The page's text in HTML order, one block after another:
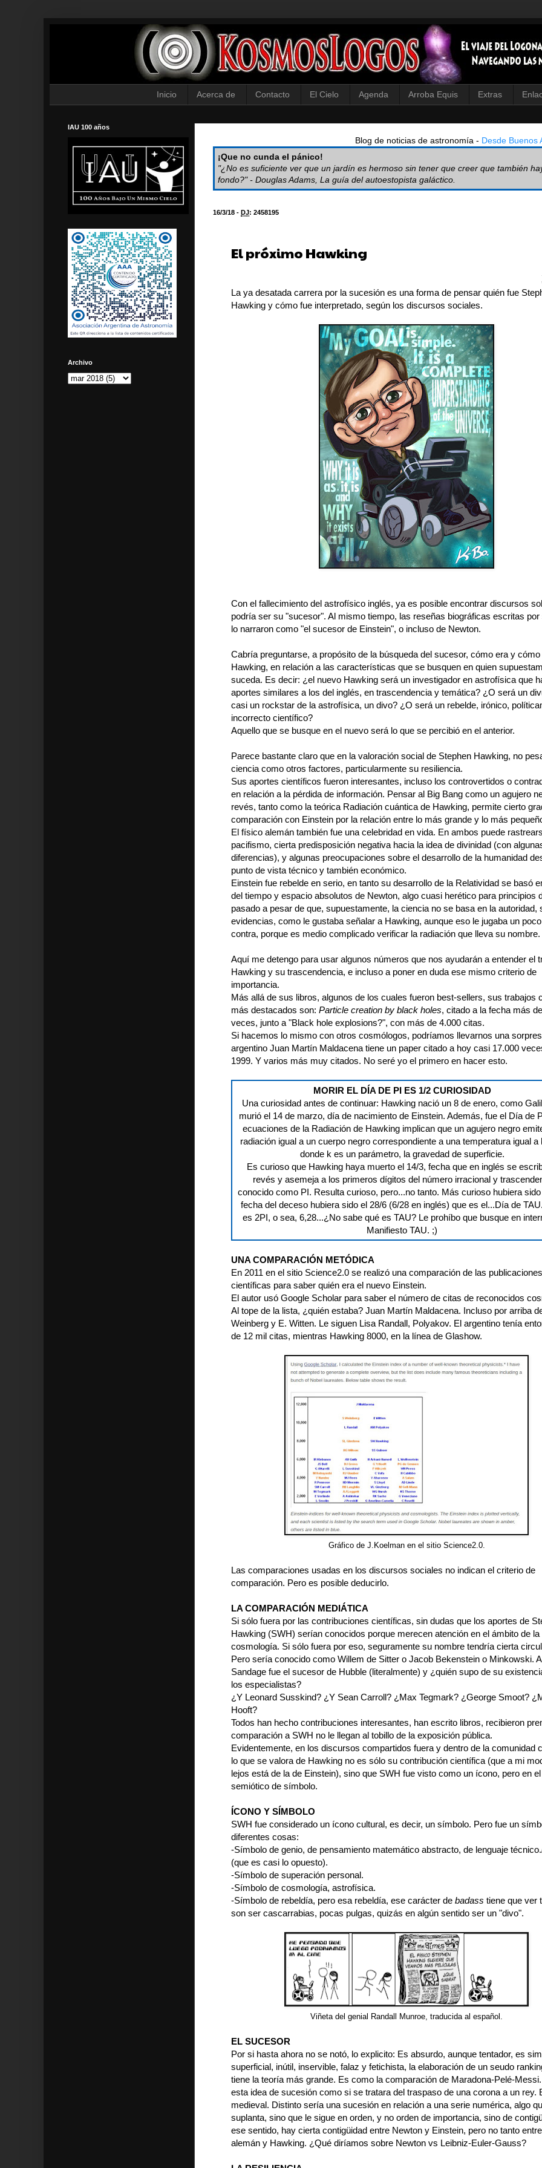
Inicio Acerca de Contacto El Cielo Agenda Arroba Equis Extras
Blog de noticias de astronomía - Desde Buenos
¡Que no cunda el pánico!
"¿No es suficiente ver que un jardín es hermoso sin tener que creer que también
fondo?" - Douglas Adams, La guía del autoestopista galáctico.
16/3/18 - DJ: 2458195
El próximo Hawking
La ya desatada carrera por la sucesión es una forma de pensar quién fue
Hawking y cómo fue interpretado, según los discursos sociales.
Con el fallecimiento del astrofísico inglés, ya es posible encontrar discursos
podría ser su "sucesor". Al mismo tiempo, las reseñas biográficas escritas
lo narraron como "el sucesor de Einstein", o incluso de Newton.
Cabría preguntarse, a propósito de la búsqueda del sucesor, cómo era y
Hawking, en relación a las características que se busquen en quien
suceda. Es decir: ¿el nuevo Hawking será un investigador en astrofísica que
aportes similares a los del inglés, en trascendencia y temática? ¿O será un
casi un rockstar de la astrofísica, un divo? ¿O será un rebelde, irónico,
incorrecto científico?
Aquello que se busque en el nuevo será lo que se percibió en el anterior.
Parece bastante claro que en la valoración social de Stephen Hawking, no
ciencia como otros factores, particularmente su resiliencia.
Sus aportes científicos fueron interesantes, incluso los controvertidos o
en relación a la pérdida de información. Pensar al Big Bang como un agujero
revés, tanto como la teórica Radiación cuántica de Hawking, permite cierto
comparación con Einstein por la relación entre lo más grande y lo más
El físico alemán también fue una celebridad en vida. En ambos puede
pacifismo, cierta predisposición negativa hacia la idea de divinidad (con
diferencias), y algunas preocupaciones sobre el desarrollo de la humanidad
punto de vista técnico y también económico.
Einstein fue rebelde en serio, en tanto su desarrollo de la Relatividad se basó
del tiempo y espacio absolutos de Newton, algo cuasi herético para principios
pasado a pesar de que, supuestamente, la ciencia no se basa en la autoridad,
evidencias, como le gustaba señalar a Hawking, aunque eso le jugaba un
contra, porque es medio complicado verificar la radiación que lleva su nombre.
Aquí me detengo para usar algunos números que nos ayudarán a entender el
Hawking y su trascendencia, e incluso a poner en duda ese mismo criterio de
importancia.
Más allá de sus libros, algunos de los cuales fueron best-sellers, sus trabajos
más destacados son: Particle creation by black holes, citado a la fecha más
veces, junto a "Black hole explosions?", con más de 4.000 citas.
Si hacemos lo mismo con otros cosmólogos, podríamos llevarnos una
argentino Juan Martín Maldacena tiene un paper citado a hoy casi 17.000
1999. Y varios más muy citados. No seré yo el primero en hacer esto.
MORIR EL DÍA DE PI ES 1/2 CURIOSIDAD
Una curiosidad antes de continuar: Hawking nació un 8 de enero, como
murió el 14 de marzo, día de nacimiento de Einstein. Además, fue el Día de
ecuaciones de la Radiación de Hawking implican que un agujero negro
radiación igual a un cuerpo negro correspondiente a una temperatura igual a
donde k es un parámetro, la gravedad de superficie.
Es curioso que Hawking haya muerto el 14/3, fecha que en inglés se
revés y asemeja a los primeros dígitos del número irracional y
conocido como PI. Resulta curioso, pero...no tanto. Más curioso hubiera sido
fecha del deceso hubiera sido el 28/6 (6/28 en inglés) que es el...Día de
es 2PI, o sea, 6,28...¿No sabe qué es TAU? Le prohíbo que busque en
Manifiesto TAU. ;)
UNA COMPARACIÓN METÓDICA
En 2011 en el sitio Science2.0 se realizó una comparación de las publicaciones
científicas para saber quién era el nuevo Einstein.
El autor usó Google Scholar para saber el número de citas de reconocidos
Al tope de la lista, ¿quién estaba? Juan Martín Maldacena. Incluso por arriba
Weinberg y E. Witten. Le siguen Lisa Randall, Polyakov. El argentino tenía
de 12 mil citas, mientras Hawking 8000, en la línea de Glashow.
Gráfico de J.Koelman en el sitio Science2.0.
Las comparaciones usadas en los discursos sociales no indican el criterio de
comparación. Pero es posible deducirlo.
LA COMPARACIÓN MEDIÁTICA
Si sólo fuera por las contribuciones científicas, sin dudas que los aportes de
Hawking (SWH) serían conocidos porque merecen atención en el ámbito de la
cosmología. Si sólo fuera por eso, seguramente su nombre tendría cierta
Pero sería conocido como Willem de Sitter o Jacob Bekenstein o Minkowski.
Sandage fue el sucesor de Hubble (literalmente) y ¿quién supo de su
los especialistas?
¿Y Leonard Susskind? ¿Y Sean Carroll? ¿Max Tegmark? ¿George Smoot?
Hooft?
Todos han hecho contribuciones interesantes, han escrito libros, recibieron
comparación a SWH no le llegan al tobillo de la exposición pública.
Evidentemente, en los discursos compartidos fuera y dentro de la comunidad
lo que se valora de Hawking no es sólo su contribución científica (que a mi
lejos está de la de Einstein), sino que SWH fue visto como un ícono, pero en
semiótico de símbolo.
ÍCONO Y SÍMBOLO
SWH fue considerado un ícono cultural, es decir, un símbolo. Pero fue un
diferentes cosas:
-Símbolo de genio, de pensamiento matemático abstracto, de lenguaje
(que es casi lo opuesto).
-Símbolo de superación personal.
-Símbolo de cosmología, astrofísica.
-Símbolo de rebeldía, pero esa rebeldía, ese carácter de badass tiene que ver
son ser cascarrabias, pocas pulgas, quizás en algún sentido ser un "divo".
Viñeta del genial Randall Munroe, traducida al español.
EL SUCESOR
Por si hasta ahora no se notó, lo explicito: Es absurdo, aunque tentador, es
superficial, inútil, inservible, falaz y fetichista, la elaboración de un seudo
tiene la teoría más grande. Es como la comparación de Maradona-Pelé-
esta idea de sucesión como si se tratara del traspaso de una corona a un rey.
medieval. Distinto sería una sucesión en relación a una serie numérica, algo
suplanta, sino que le sigue en orden, y no orden de importancia, sino de
ese sentido, hay cierta contigüidad entre Newton y Einstein, pero no tanto
alemán y Hawking. ¿Qué diríamos sobre Newton vs Leibniz-Euler-Gauss?
IAU 100 años
Archivo